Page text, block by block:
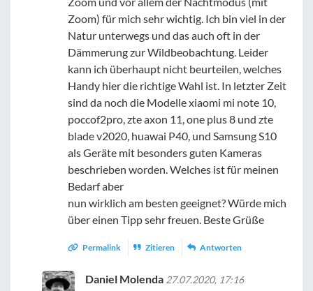
Zoom) für mich sehr wichtig. Ich bin viel in der
Natur unterwegs und das auch oft in der
Dämmerung zur Wildbeobachtung. Leider
kann ich überhaupt nicht beurteilen, welches
Handy hier die richtige Wahl ist. In letzter Zeit
sind da noch die Modelle xiaomi mi note 10,
poccof2pro, zte axon 11, one plus 8 und zte
blade v2020, huawai P40, und Samsung S10
als Geräte mit besonders guten Kameras
beschrieben worden. Welches ist für meinen
Bedarf aber
nun wirklich am besten geeignet? Würde mich
über einen Tipp sehr freuen. Beste Grüße
Permalink Zitieren Antworten
Daniel Molenda 27.07.2020, 17:16